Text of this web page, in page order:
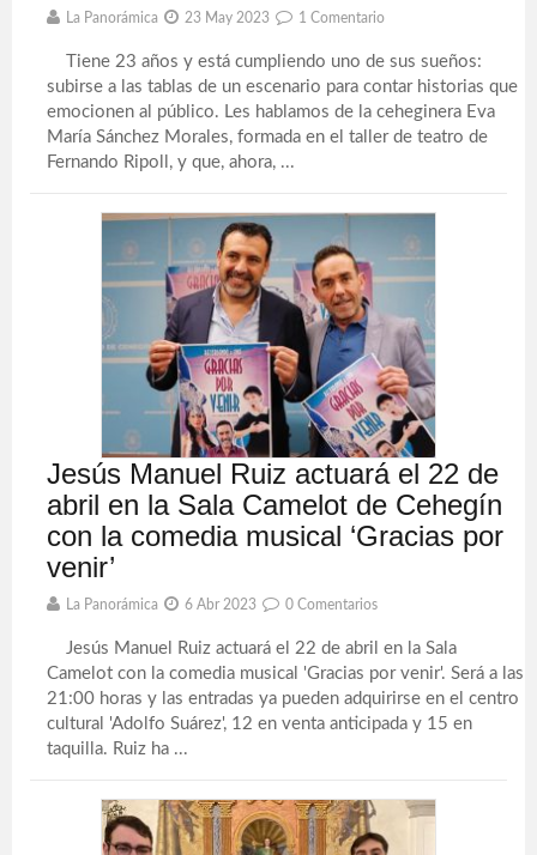
La Panorámica 23 May 2023 1 Comentario
Tiene 23 años y está cumpliendo uno de sus sueños:
subirse a las tablas de un escenario para contar historias que
emocionen al público. Les hablamos de la ceheginera Eva
María Sánchez Morales, formada en el taller de teatro de
Fernando Ripoll, y que, ahora, ...
Jesús Manuel Ruiz actuará el 22 de
abril en la Sala Camelot de Cehegín
con la comedia musical ‘Gracias por
venir’
La Panorámica 6 Abr 2023 0 Comentarios
Jesús Manuel Ruiz actuará el 22 de abril en la Sala
Camelot con la comedia musical 'Gracias por venir'. Será a las
21:00 horas y las entradas ya pueden adquirirse en el centro
cultural 'Adolfo Suárez', 12 en venta anticipada y 15 en
taquilla. Ruiz ha ...